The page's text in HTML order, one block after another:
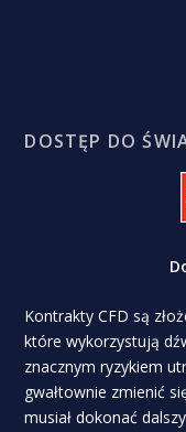
DOSTĘP DO
Kontrakty CFD są
które wykorzystują
znacznym ryzykiem
gwałtownie zmienić
musiał dokonać